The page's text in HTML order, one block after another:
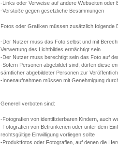
-Links oder Verweise auf andere Webseiten oder
-Verstöße gegen gesetzliche Bestimmungen
Fotos oder Grafiken müssen zusätzlich folgende
-Der Nutzer muss das Foto selbst und mit
Verwertung des Lichtbildes ermächtigt sein
-Der Nutzer muss berechtigt sein das Foto auf
-Sofern Personen abgebildet sind, dürfen diese
sämtlicher abgebildeter Personen zur
-Innenaufnahmen müssen mit Genehmigung
Generell verboten sind:
-Fotografien von identifizierbaren Kindern, auch
-Fotografien von Betrunkenen oder unter dem
rechtsgültige Einwilligung vorliegen sollte
-Produktfotos oder Fotografien, auf denen die